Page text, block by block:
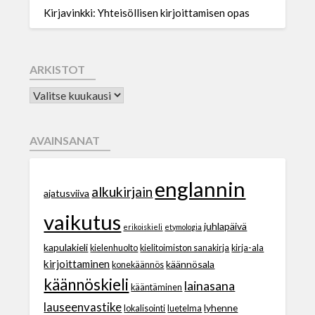
Kirjavinkki: Yhteisöllisen kirjoittamisen opas
ARKISTOT
AVAINSANAT
ajatusviiva alkukirjain englannin
vaikutus erikoiskieli etymologia juhlapäivä
kapulakieli kielenhuolto kielitoimiston sanakirja kirja-ala
kirjoittaminen konekäännös käännösala
käännöskieli kääntäminen lainasana
lauseenvastike lokalisointi luetelma lyhenne